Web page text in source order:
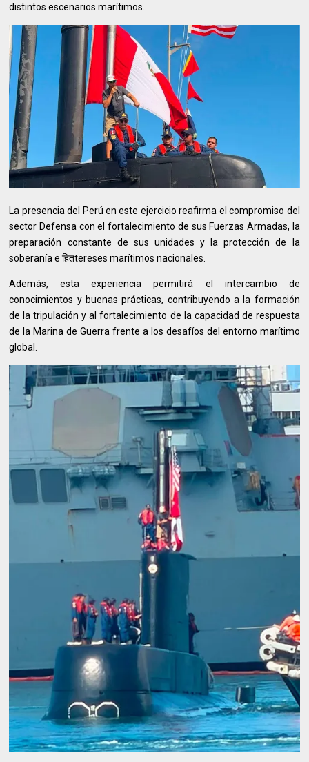
distintos escenarios marítimos.
La presencia del Perú en este ejercicio reafirma el compromiso del
sector Defensa con el fortalecimiento de sus Fuerzas Armadas, la
preparación constante de sus unidades y la protección de la
soberanía e हितtereses marítimos nacionales.
Además, esta experiencia permitirá el intercambio de
conocimientos y buenas prácticas, contribuyendo a la formación
de la tripulación y al fortalecimiento de la capacidad de respuesta
de la Marina de Guerra frente a los desafíos del entorno marítimo
global.